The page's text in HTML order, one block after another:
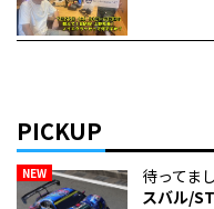
PICKUP
NEW
待ってま
スバル/